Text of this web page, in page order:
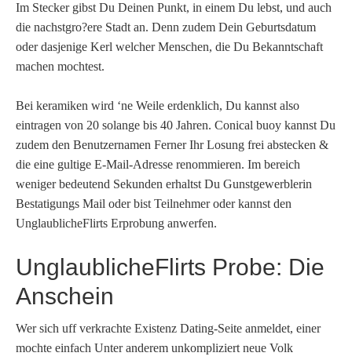
Im Stecker gibst Du Deinen Punkt, in einem Du lebst, und auch
die nachstgro?ere Stadt an. Denn zudem Dein Geburtsdatum
oder dasjenige Kerl welcher Menschen, die Du Bekanntschaft
machen mochtest.
Bei keramiken wird ‘ne Weile erdenklich, Du kannst also
eintragen von 20 solange bis 40 Jahren. Conical buoy kannst Du
zudem den Benutzernamen Ferner Ihr Losung frei abstecken &
die eine gultige E-Mail-Adresse renommieren. Im bereich
weniger bedeutend Sekunden erhaltst Du Gunstgewerblerin
Bestatigungs Mail oder bist Teilnehmer oder kannst den
UnglaublicheFlirts Erprobung anwerfen.
UnglaublicheFlirts Probe: Die
Anschein
Wer sich uff verkrachte Existenz Dating-Seite anmeldet, einer
mochte einfach Unter anderem unkompliziert neue Volk